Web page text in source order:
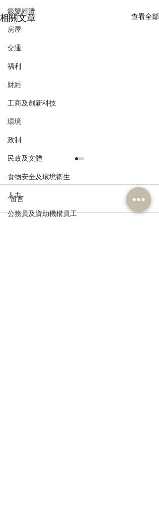
銀髮經濟
房屋
交通
福利
財經
工商及創新科技
環境
政制
民政及文體
食物安全及環境衛生
人力
公務員及資助機構員工
相關文章 查看全部
留言